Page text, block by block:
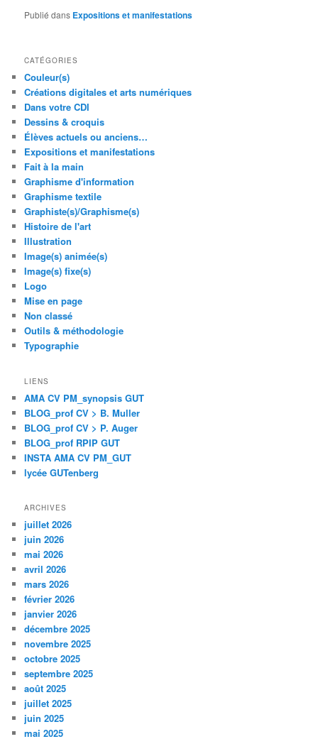
Publié dans Expositions et manifestations
CATÉGORIES
Couleur(s)
Créations digitales et arts numériques
Dans votre CDI
Dessins & croquis
Élèves actuels ou anciens…
Expositions et manifestations
Fait à la main
Graphisme d'information
Graphisme textile
Graphiste(s)/Graphisme(s)
Histoire de l'art
Illustration
Image(s) animée(s)
Image(s) fixe(s)
Logo
Mise en page
Non classé
Outils & méthodologie
Typographie
LIENS
AMA CV PM_synopsis GUT
BLOG_prof CV > B. Muller
BLOG_prof CV > P. Auger
BLOG_prof RPIP GUT
INSTA AMA CV PM_GUT
lycée GUTenberg
ARCHIVES
juillet 2026
juin 2026
mai 2026
avril 2026
mars 2026
février 2026
janvier 2026
décembre 2025
novembre 2025
octobre 2025
septembre 2025
août 2025
juillet 2025
juin 2025
mai 2025